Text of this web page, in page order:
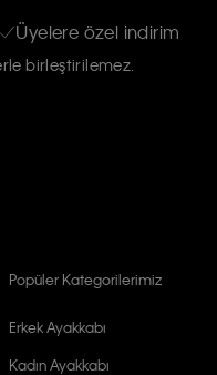
Üyelere özel indirim
birleştirilemez.
Popüler Kategorilerimiz
Erkek Ayakkabı
Kadın Ayakkabı